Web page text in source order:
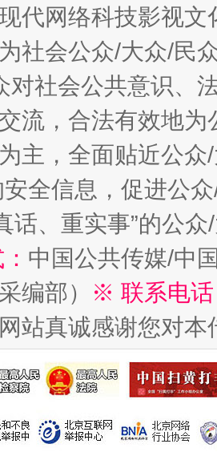
谋全局
今
关键词
魏明亮
丛生
生
代网络科技影视
社会公众/大众/民
对社会公共意识、
流，合法有效地
主，全面贴近公
全信息，促进公
话、重实事”的公
中国公共传媒/中
编部）
※ 联系电
站真诚感谢您对